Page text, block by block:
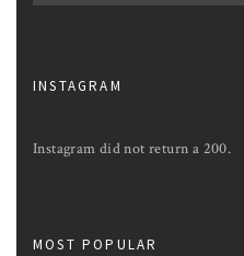
INSTAGRAM
Instagram did not return a 200.
MOST POPULAR